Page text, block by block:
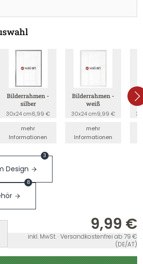
Bilderrahmen -
silber
30x24 cm6,99 €
mehr
Informationen
Bilderrahmen -
weiß
30x24 cm9,99 €
mehr
Informationen
Design
3
8
9,99 €
inkl. MwSt. · Versandkostenfrei ab 79 €
(DE/AT)